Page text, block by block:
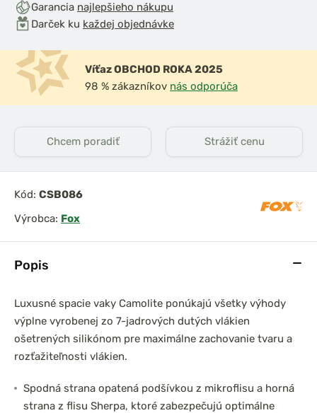
Popis
Luxusné spacie vaky Camolite ponúkajú všetky výhody
výplne vyrobenej zo 7-jadrových dutých vlákien
ošetrených silikónom pre maximálne zachovanie tvaru a
rozťažiteľnosti vlákien.
Spodná strana opatená podšívkou z mikroflisu a horná
strana z flisu Sherpa, ktoré zabezpečujú optimálne
Garancia najlepšieho nákupu
Darček ku každej objednávke
Víťaz OBCHOD ROKA 2025
98 % zákazníkov nás odporúča
Chcem poradiť Strážiť cenu
Kód: CSB086
Výrobca: Fox